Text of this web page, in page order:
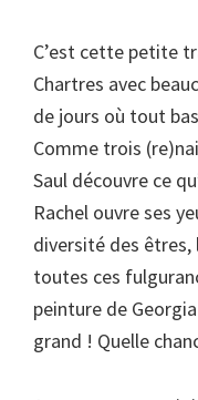
C’est cette petite
Chartres avec
de jours où tout
Comme trois
Saul découvre ce
Rachel ouvre ses
diversité des
toutes ces
peinture de
grand ! Quelle